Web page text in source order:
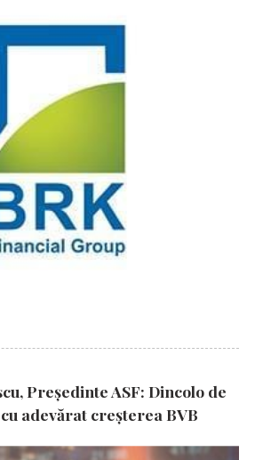
Președinte ASF: Dincolo de
adevărat creșterea BVB